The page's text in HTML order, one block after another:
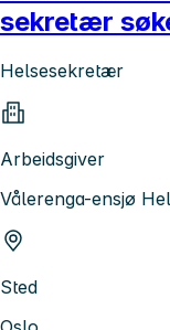
sekretær
Helsesekretær
Arbeidsgiver
Vålerenga-ensjø
Sted